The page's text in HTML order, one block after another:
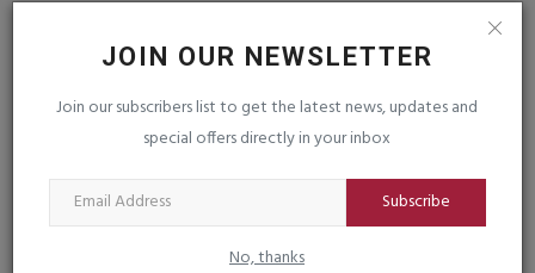
JOIN OUR NEWSLETTER
Join our subscribers list to get the latest news, updates and
special offers directly in your inbox
Subscribe
No, thanks
Comment